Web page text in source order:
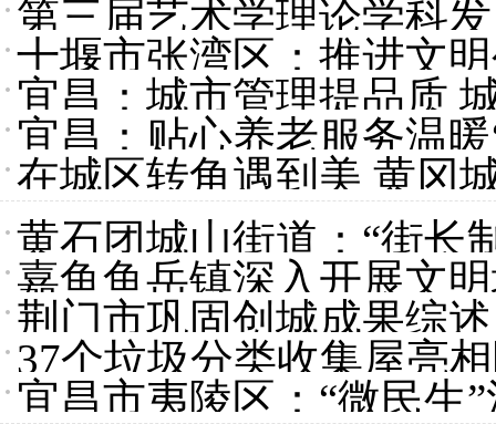
第三届艺术学理论学科
功举办
十堰市张湾区：推进文
宜昌：城市管理提品质
宜昌：贴心养老服务温
在城区转角遇到美 黄冈
黄石团城山街道：“街长
嘉鱼鱼岳镇深入开展文
色
荆门市巩固创城成果综
37个垃圾分类收集屋亮
宜昌市夷陵区：“微民生